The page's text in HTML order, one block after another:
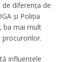
diferenţa de
şi Poliţia
ba mai mult
procurorilor.
influenţele